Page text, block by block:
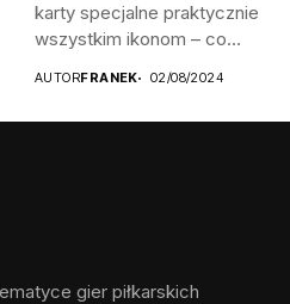
karty specjalne praktycznie
wszystkim ikonom – co
AUTORFRANEK 02/08/2024
gier piłkarskich